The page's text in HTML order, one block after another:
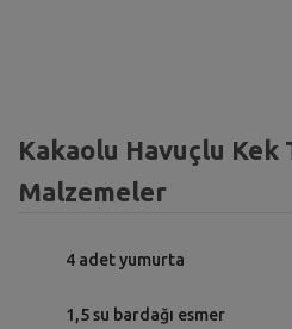
Kakaolu Havuçlu Kek
Malzemeler
4 adet yumurta
1,5 su bardağı esmer